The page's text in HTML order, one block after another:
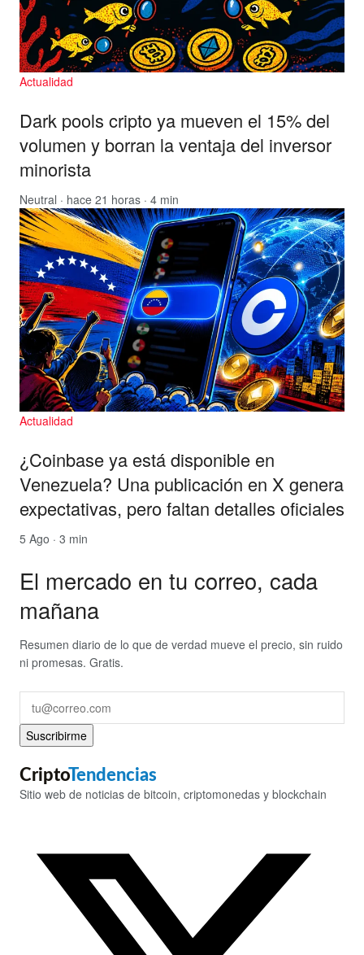
Actualidad
Dark pools cripto ya mueven el 15% del
volumen y borran la ventaja del inversor
minorista
Neutral · hace 21 horas · 4 min
Actualidad
¿Coinbase ya está disponible en
Venezuela? Una publicación en X genera
expectativas, pero faltan detalles oficiales
5 Ago · 3 min
El mercado en tu correo, cada
mañana
Resumen diario de lo que de verdad mueve el precio, sin ruido
ni promesas. Gratis.
Suscribirme
CriptoTendencias
Sitio web de noticias de bitcoin, criptomonedas y blockchain